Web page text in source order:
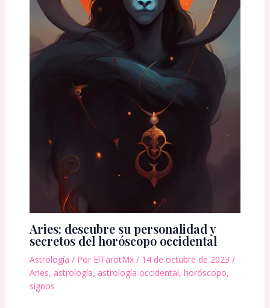
Aries: descubre su personalidad y
secretos del horóscopo occidental
Astrología / Por ElTarotMx / 14 de octubre de 2023 /
Aries, astrología, astrología occidental, horóscopo,
signos